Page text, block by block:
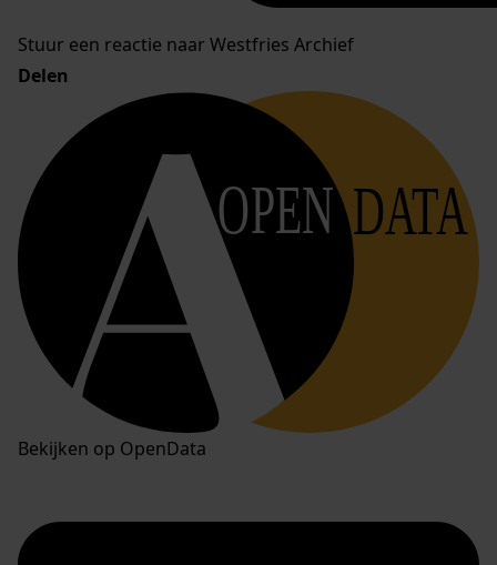
Stuur een reactie naar Westfries Archief
Delen
OPEN DATA
Bekijken op OpenData